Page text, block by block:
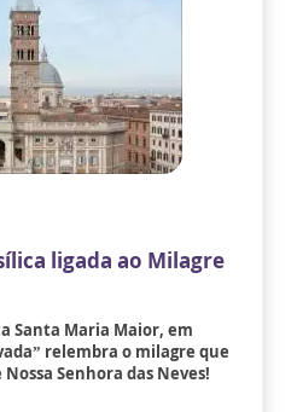
ligada ao Milagre
Santa Maria Maior, em
relembra o milagre que
Senhora das Neves!